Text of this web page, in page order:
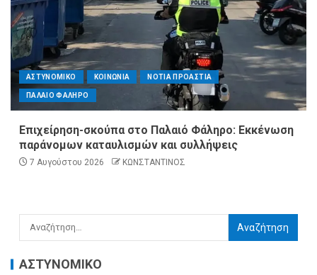
ΑΣΤΥΝΟΜΙΚΟ ΚΟΙΝΩΝΙΑ ΝΟΤΙΑ ΠΡΟΑΣΤΙΑ
ΠΑΛΑΙΟ ΦΑΛΗΡΟ
Επιχείρηση-σκούπα στο Παλαιό Φάληρο: Εκκένωση
παράνομων καταυλισμών και συλλήψεις
7 Αυγούστου 2026 ΚΩΝΣΤΑΝΤΙΝΟΣ
ΑΣΤΥΝΟΜΙΚΟ